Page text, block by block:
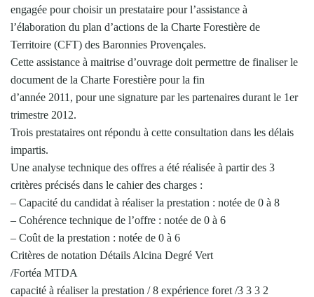
engagée pour choisir un prestataire pour l’assistance à
l’élaboration du plan d’actions de la Charte Forestière de
Territoire (CFT) des Baronnies Provençales.
Cette assistance à maitrise d’ouvrage doit permettre de finaliser le
document de la Charte Forestière pour la fin
d’année 2011, pour une signature par les partenaires durant le 1er
trimestre 2012.
Trois prestataires ont répondu à cette consultation dans les délais
impartis.
Une analyse technique des offres a été réalisée à partir des 3
critères précisés dans le cahier des charges :
– Capacité du candidat à réaliser la prestation : notée de 0 à 8
– Cohérence technique de l’offre : notée de 0 à 6
– Coût de la prestation : notée de 0 à 6
Critères de notation Détails Alcina Degré Vert
/Fortéa MTDA
capacité à réaliser la prestation / 8 expérience foret /3 3 3 2